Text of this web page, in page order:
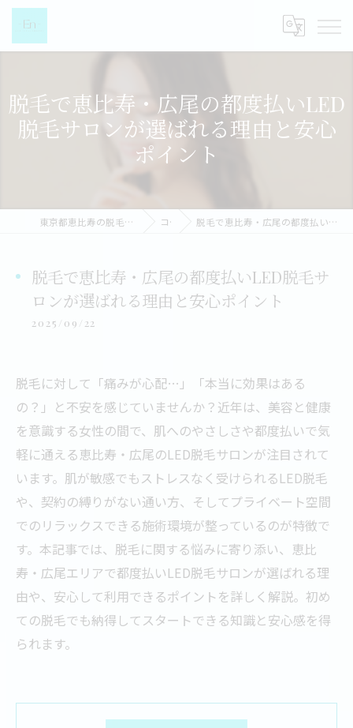
脱毛で恵比寿・広尾の都度払いLED
脱毛サロンが選ばれる理由と安心
ポイント
東京都恵比寿の脱毛なら都度払い脱毛女性専門店-EN- コラム 脱毛で恵比寿・広尾の都度払いLED脱毛サロンが選ばれる理由と安心ポイント
脱毛で恵比寿・広尾の都度払いLED脱毛サ
ロンが選ばれる理由と安心ポイント
2025/09/22
脱毛に対して「痛みが心配…」「本当に効果はある
の？」と不安を感じていませんか？近年は、美容と健康
を意識する女性の間で、肌へのやさしさや都度払いで気
軽に通える恵比寿・広尾のLED脱毛サロンが注目されて
います。肌が敏感でもストレスなく受けられるLED脱毛
や、契約の縛りがない通い方、そしてプライベート空間
でのリラックスできる施術環境が整っているのが特徴で
す。本記事では、脱毛に関する悩みに寄り添い、恵比
寿・広尾エリアで都度払いLED脱毛サロンが選ばれる理
由や、安心して利用できるポイントを詳しく解説。初め
ての脱毛でも納得してスタートできる知識と安心感を得
られます。